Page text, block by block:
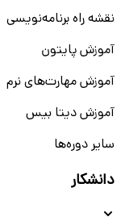
نقشه راه برنامه‌نویسی
آموزش پایتون
آموزش مهارت‌های نرم
آموزش دیتا بیس
سایر دوره‌ها
دانشکار